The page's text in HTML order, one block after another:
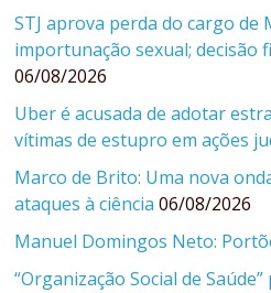
STJ aprova perda do cargo de
importunação sexual; decisão
06/08/2026
Uber é acusada de adotar
vítimas de estupro em ações
Marco de Brito: Uma nova
ataques à ciência 06/08/2026
Manuel Domingos Neto:
“Organização Social de